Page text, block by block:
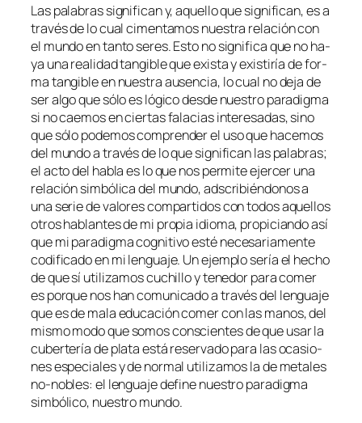
Las pa­la­bras sig­ni­fi­can y, aque­llo que sig­ni­fi­can, es a
tra­vés de lo cual ci­men­ta­mos nues­tra re­la­ción con
el mun­do en tan­to se­res. Esto no sig­ni­fi­ca que no ha­
ya una reali­dad tan­gi­ble que exis­ta y exis­ti­ría de for­
ma tan­gi­ble en nues­tra au­sen­cia, lo cual no de­ja de
ser al­go que só­lo es ló­gi­co des­de nues­tro pa­ra­dig­ma
si no cae­mos en cier­tas fa­la­cias in­tere­sa­das, sino
que só­lo po­de­mos com­pren­der el uso que ha­ce­mos
del mun­do a tra­vés de lo que sig­ni­fi­can las pa­la­bras;
el ac­to del ha­bla es lo que nos per­mi­te ejer­cer una
re­la­ción sim­bó­li­ca del mun­do, ads­cri­bién­do­nos a
una se­rie de va­lo­res com­par­ti­dos con to­dos aque­llos
otros ha­blan­tes de mi pro­pia idio­ma, pro­pi­cian­do así
que mi pa­ra­dig­ma cog­ni­ti­vo es­téne­ce­sa­ria­men­te
co­di­fi­ca­do en mi len­gua­je. Un ejem­plo se­ría el he­cho
de que sí uti­li­za­mos cu­chi­llo y te­ne­dor pa­ra co­mer
es por­que nos han co­mu­ni­ca­do a tra­vés del len­gua­je
que es de ma­la edu­ca­ción co­mer con las ma­nos, del
mis­mo mo­do que so­mos cons­cien­tes de que usar la
cu­ber­te­ría de pla­ta es­tá re­ser­va­do pa­ra las oca­sio­
nes es­pe­cia­les y de nor­mal uti­li­za­mos la de me­ta­les
no-nobles: el len­gua­je de­fi­ne nues­tro pa­ra­dig­ma
sim­bó­li­co, nues­tro mundo.